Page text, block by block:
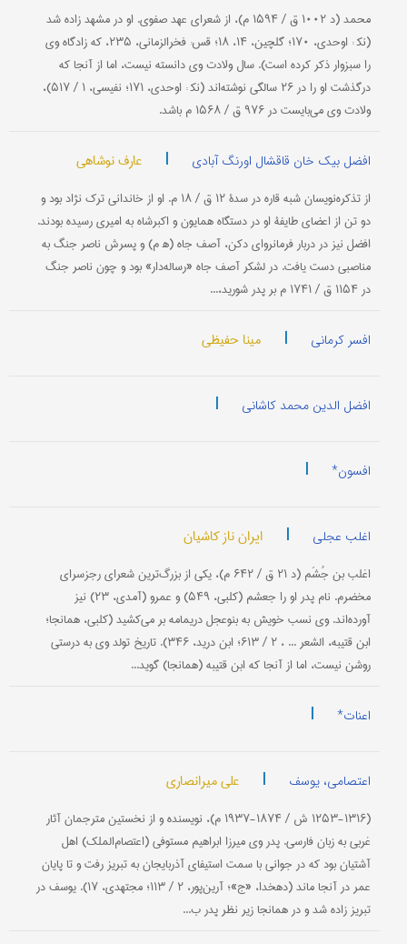
محمد (د ۱۰۰۲ ق / ۱۵۹۴ م)، از شعرای عهد صفوی. او در مشهد زاده شد
(نك‍ : اوحدی، ۱۷۰؛ گلچین، ۱۴، ۱۸؛ قس: فخرالزمانی، ۲۳۵، كه زادگاه وی
را سبزوار ذكر كرده است). سال ولادت وی دانسته نیست، اما از آنجا كه
درگذشت او را در ۲۶ سالگی نوشته‌اند (نك‍ : اوحدی، ۱۷۱؛ نفیسی، ۱ / ۵۱۷)،
ولادت وی می‌بایست در ۹۷۶ ق / ۱۵۶۸ م باشد.
افضل بیک خان قاقشال اورنگ آبادی | عارف نوشاهی
از تذكره‌نویسان شبه قاره در سدۀ ۱۲ ق / ۱۸ م. او از خاندانی ترك نژاد بود و
دو تن از اعضای طایفۀ او در دستگاه همایون و اكبرشاه به امیری رسیده بودند.
افضل نیز در دربار فرمانروای دكن، آصف جاه (ه‍ م) و پسرش ناصر جنگ به
مناصبی دست یافت. در لشكر آصف جاه «رساله‌دار» بود و چون ناصر جنگ
در ۱۱۵۴ ق / ۱۷۴۱ م بر پدر شورید،...
افسر کرمانی | مینا حفیظی
افضل الدین محمد کاشانی |
افسون* |
اغلب عجلی | ایران ناز کاشیان
اغلب بن جُشَم (د ۲۱ ق / ۶۴۲ م)، یكی از بزرگ‌ترین شعرای رجزسرای
مخضرم. نام پدر او را جعشم (كلبی، ۵۴۹) و عمرو (آمدی، ۲۳) نیز
آورده‌اند. وی نسب خویش به بنوعجل دریمامه بر می‌كشید (كلبی، همانجا؛
ابن قتیبه، الشعر ... ، ۲ / ۶۱۳؛ ابن درید، ۳۴۶). تاریخ تولد وی به درستی
روشن نیست، اما از آنجا كه ابن قتیبه (همانجا) گوید...
اعنات* |
اعتصامی، یوسف | علی میرانصاری
(۱۲۵۳-۱۳۱۶ ش / ۱۸۷۴-۱۹۳۷ م)، نویسنده و از نخستین مترجمان آثار
غربی به زبان فارسی. پدر وی میرزا ابراهیم مستوفی (اعتصام‌الملك) اهل
آشتیان بود كه در جوانی با سمت استیفای آذربایجان به تبریز رفت و تا پایان
عمر در آنجا ماند (دهخدا، «ج»؛ آرین‌پور، ۲ / ۱۱۳؛ مجتهدی، ۱۷). یوسف در
تبریز زاده شد و در همانجا زیر نظر پدر ب...